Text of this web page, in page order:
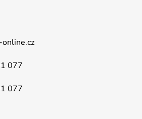
077
077